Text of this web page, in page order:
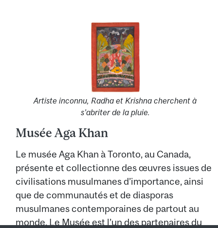
Artiste inconnu, Radha et Krishna cherchent à
s'abriter de la pluie.
Musée Aga Khan
Le musée Aga Khan à Toronto, au Canada,
présente et collectionne des œuvres issues de
civilisations musulmanes d’importance, ainsi
que de communautés et de diasporas
musulmanes contemporaines de partout au
monde. Le Musée est l’un des partenaires du